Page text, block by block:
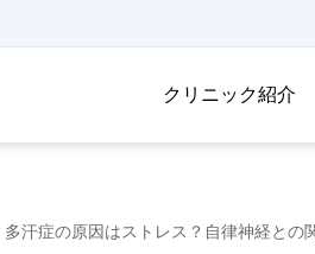
クリニック紹介
多汗症の原因はストレス？自律神経との